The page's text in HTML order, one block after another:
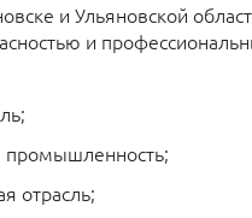
и Ульяновской
и
отрасль;